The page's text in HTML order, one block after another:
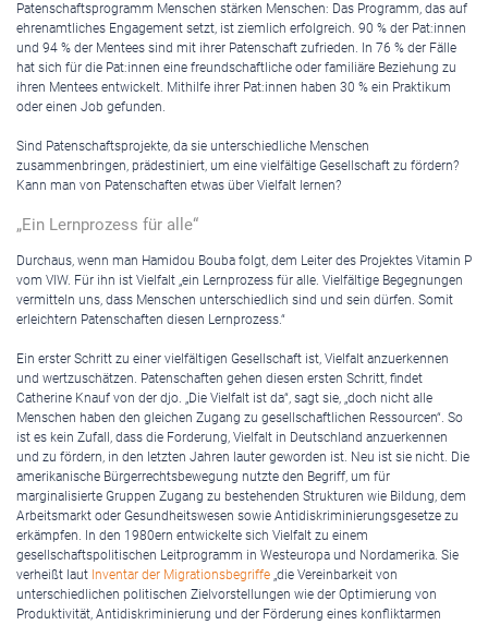
Patenschaftsprogramm Menschen stärken Menschen: Das Programm, das auf
ehrenamtliches Engagement setzt, ist ziemlich erfolgreich. 90 % der Pat:innen
und 94 % der Mentees sind mit ihrer Patenschaft zufrieden. In 76 % der Fälle
hat sich für die Pat:innen eine freundschaftliche oder familiäre Beziehung zu
ihren Mentees entwickelt. Mithilfe ihrer Pat:innen haben 30 % ein Praktikum
oder einen Job gefunden.
Sind Patenschaftsprojekte, da sie unterschiedliche Menschen
zusammenbringen, prädestiniert, um eine vielfältige Gesellschaft zu fördern?
Kann man von Patenschaften etwas über Vielfalt lernen?
„Ein Lernprozess für alle“
Durchaus, wenn man Hamidou Bouba folgt, dem Leiter des Projektes Vitamin P
vom VIW. Für ihn ist Vielfalt „ein Lernprozess für alle. Vielfältige Begegnungen
vermitteln uns, dass Menschen unterschiedlich sind und sein dürfen. Somit
erleichtern Patenschaften diesen Lernprozess.“
Ein erster Schritt zu einer vielfältigen Gesellschaft ist, Vielfalt anzuerkennen
und wertzuschätzen. Patenschaften gehen diesen ersten Schritt, findet
Catherine Knauf von der djo. „Die Vielfalt ist da“, sagt sie, „doch nicht alle
Menschen haben den gleichen Zugang zu gesellschaftlichen Ressourcen“. So
ist es kein Zufall, dass die Forderung, Vielfalt in Deutschland anzuerkennen
und zu fördern, in den letzten Jahren lauter geworden ist. Neu ist sie nicht. Die
amerikanische Bürgerrechtsbewegung nutzte den Begriff, um für
marginalisierte Gruppen Zugang zu bestehenden Strukturen wie Bildung, dem
Arbeitsmarkt oder Gesundheitswesen sowie Antidiskriminierungsgesetze zu
erkämpfen. In den 1980ern entwickelte sich Vielfalt zu einem
gesellschaftspolitischen Leitprogramm in Westeuropa und Nordamerika. Sie
verheißt laut Inventar der Migrationsbegriffe „die Vereinbarkeit von
unterschiedlichen politischen Zielvorstellungen wie der Optimierung von
Produktivität, Antidiskriminierung und der Förderung eines konfliktarmen